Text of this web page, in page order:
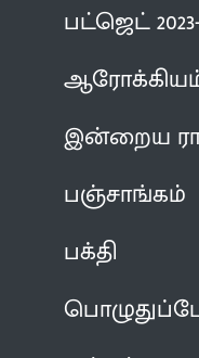
பட்ஜெட்
இன்றைய
பஞ்சாங்கம்
பக்தி